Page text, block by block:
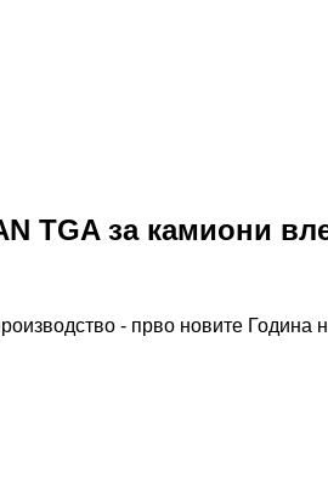
TGA за камиони
- прво новите Година